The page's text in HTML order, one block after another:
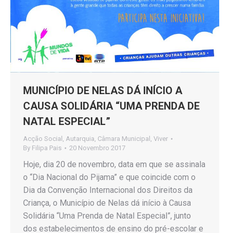
MUNICÍPIO DE NELAS DÁ INÍCIO A
CAUSA SOLIDÁRIA “UMA PRENDA DE
NATAL ESPECIAL”
Acção Social , Autarquia, Câmara Municipal , Viver
By Filipa Pais 20 Novembro 2017
Hoje, dia 20 de novembro, data em que se assinala
o “Dia Nacional do Pijama” e que coincide com o
Dia da Convenção Internacional dos Direitos da
Criança, o Município de Nelas dá início à Causa
Solidária “Uma Prenda de Natal Especial”, junto
dos estabelecimentos de ensino do pré-escolar e